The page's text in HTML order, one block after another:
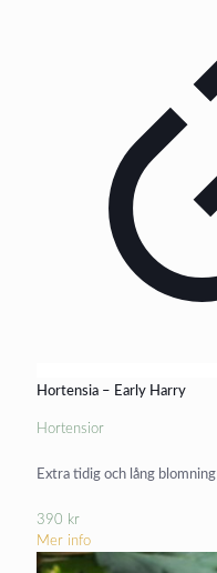
Hortensia – Early Harry
Hortensior
Extra tidig och lång blomning
390 kr
Mer info